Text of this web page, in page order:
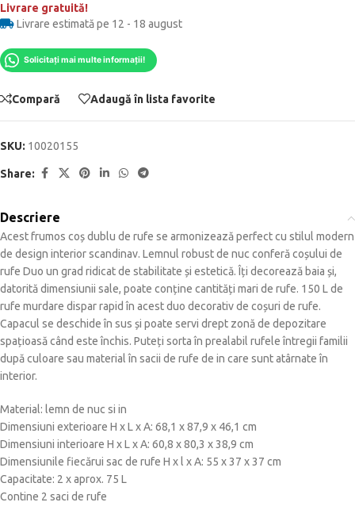
Livrare gratuită!
Livrare estimată pe 12 - 18 august
Solicitați mai multe informații!
Compară Adaugă în lista favorite
SKU: 10020155
Share:
Descriere
Acest frumos coș dublu de rufe se armonizează perfect cu stilul modern
de design interior scandinav. Lemnul robust de nuc conferă coșului de
rufe Duo un grad ridicat de stabilitate și estetică. Îți decorează baia și,
datorită dimensiunii sale, poate conține cantități mari de rufe. 150 L de
rufe murdare dispar rapid în acest duo decorativ de coșuri de rufe.
Capacul se deschide în sus și poate servi drept zonă de depozitare
spațioasă când este închis. Puteți sorta în prealabil rufele întregii familii
după culoare sau material în sacii de rufe de in care sunt atârnate în
interior.
Material: lemn de nuc si in
Dimensiuni exterioare H x L x A: 68,1 x 87,9 x 46,1 cm
Dimensiuni interioare H x L x A: 60,8 x 80,3 x 38,9 cm
Dimensiunile fiecărui sac de rufe H x l x A: 55 x 37 x 37 cm
Capacitate: 2 x aprox. 75 L
Contine 2 saci de rufe